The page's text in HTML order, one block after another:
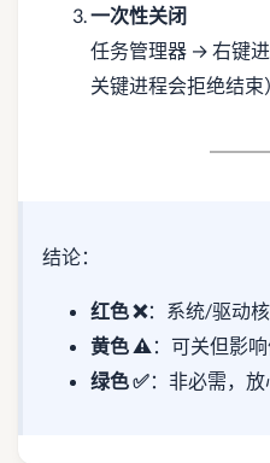
一次性关闭
任务管理器 → 右键
关键进程会拒绝结束
结论：
红色 ❌：系统/驱动核
黄色 ⚠️ ：可关但影
绿色 ✅：非必需，放